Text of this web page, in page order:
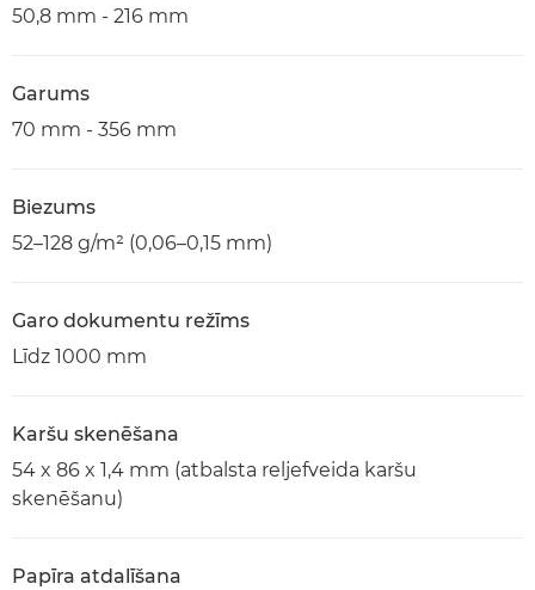
50,8 mm - 216 mm
Garums
70 mm - 356 mm
Biezums
52–128 g/m² (0,06–0,15 mm)
Garo dokumentu režīms
Līdz 1000 mm
Karšu skenēšana
54 x 86 x 1,4 mm (atbalsta reljefveida karšu
skenēšanu)
Papīra atdalīšana